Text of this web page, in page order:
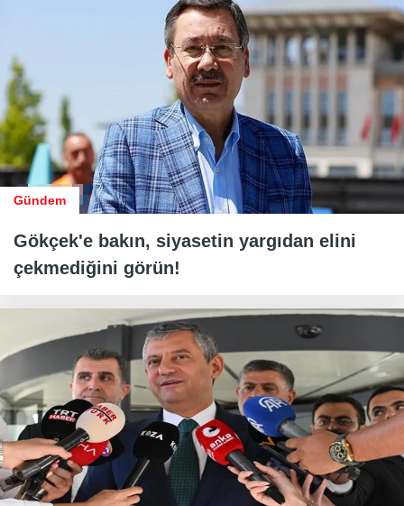
Gündem
Gökçek'e bakın, siyasetin yargıdan elini
çekmediğini görün!